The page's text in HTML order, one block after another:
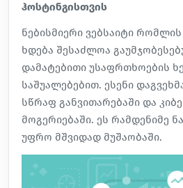
ჰოსტინგისთვის
ნებისმიერი ვებსაიტი
ხდება შესაძლოა
დამატებითი უსაფრთხოების
საშუალებებით. ესენი
სწრაფ განვითარებაში და
მოგერიებაში. ეს რამდენიმე
უფრო მშვიდად მუშაობაში.